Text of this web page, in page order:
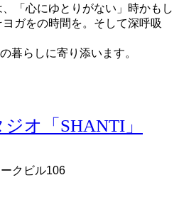
、「心にゆとりがない」時かもし
ガをの時間を。そして深呼吸
暮らしに寄り添います。
クビル106